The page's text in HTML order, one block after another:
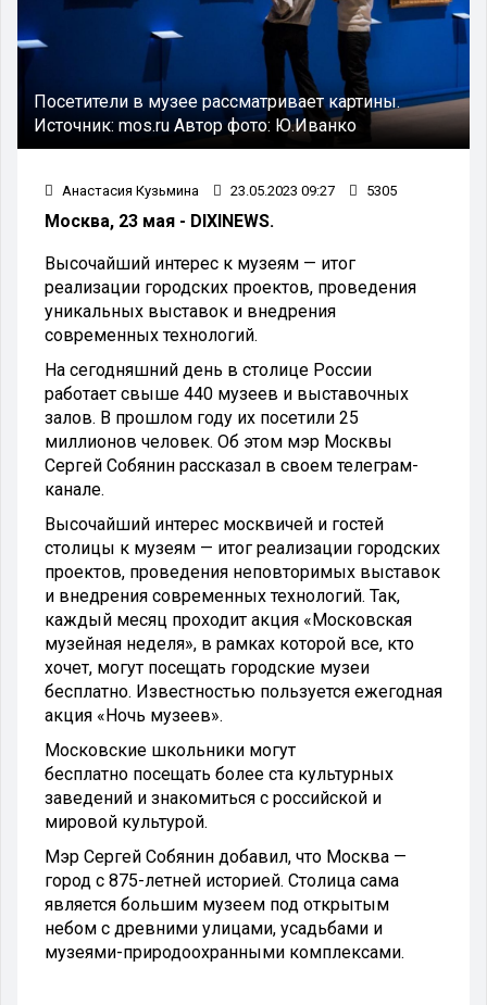
Посетители в музее рассматривает картины.
Источник: mos.ru Автор фото: Ю.Иванко
Анастасия Кузьмина 23.05.2023 09:27 5305
Москва, 23 мая - DIXINEWS.
Высочайший интерес к музеям — итог
реализации городских проектов, проведения
уникальных выставок и внедрения
современных технологий.
На сегодняшний день в столице России
работает свыше 440 музеев и выставочных
залов. В прошлом году их посетили 25
миллионов человек. Об этом мэр Москвы
Сергей Собянин рассказал в своем телеграм-
канале.
Высочайший интерес москвичей и гостей
столицы к музеям — итог реализации городских
проектов, проведения неповторимых выставок
и внедрения современных технологий. Так,
каждый месяц проходит акция «Московская
музейная неделя», в рамках которой все, кто
хочет, могут посещать городские музеи
бесплатно. Известностью пользуется ежегодная
акция «Ночь музеев».
Московские школьники могут
бесплатно посещать более ста культурных
заведений и знакомиться с российской и
мировой культурой.
Мэр Сергей Собянин добавил, что Москва —
город с 875-летней историей. Столица сама
является большим музеем под открытым
небом с древними улицами, усадьбами и
музеями-природоохранными комплексами.